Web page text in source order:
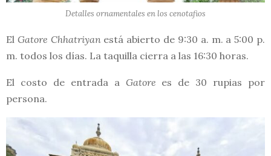
Detalles ornamentales en los cenotafios
El Gatore Chhatriyanestá abierto de 9:30 a. m. a 5:00 p.
m. todos los días. La taquilla cierra a las 16:30 horas.
El costo de entrada a Gatore es de 30 rupias por
persona.